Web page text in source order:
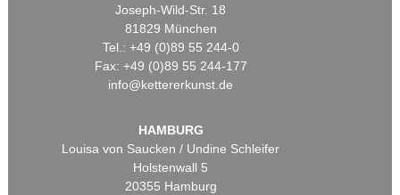
Joseph-Wild-Str. 18
81829 München
Tel.: +49 (0)89 55 244-0
Fax: +49 (0)89 55 244-177
info@kettererkunst.de
HAMBURG
Louisa von Saucken / Undine Schleifer
Holstenwall 5
20355 Hamburg